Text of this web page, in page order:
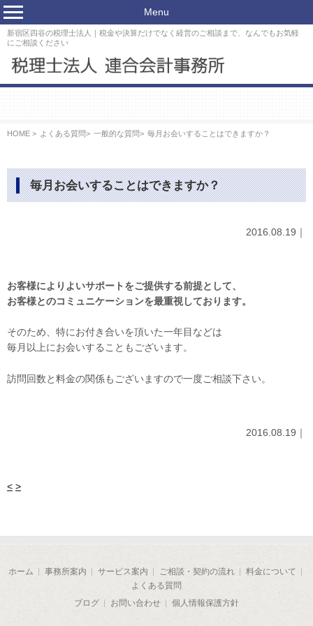
新宿区四谷の税理士法人｜税金や決算だけでなく経営のご相談まで、なんでもお気軽
にご相談ください
Menu
HOME > よくある質問> 一般的な質問> 毎月お会いすることはできますか？
毎月お会いすることはできますか？
2016.08.19｜
お客様によりよいサポートをご提供する前提として、
お客様とのコミュニケーションを最重視しております。
そのため、特にお付き合いを頂いた一年目などは
毎月以上にお会いすることもございます。
訪問回数と料金の関係もございますので一度ご相談下さい。
2016.08.19｜
< >
ホーム 事務所案内 サービス案内 ご相談・契約の流れ
料金について
よくある質問
ブログ
お問い合わせ 個人情報保護方針